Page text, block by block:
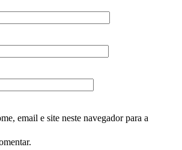
email e site neste navegador para a